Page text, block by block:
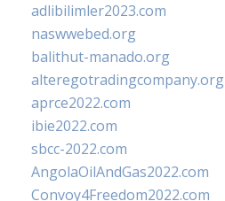
adlibilimler2023.com
naswwebed.org
balithut-manado.org
alteregotradingcompany.org
aprce2022.com
ibie2022.com
sbcc-2022.com
AngolaOilAndGas2022.com
Convoy4Freedom2022.com